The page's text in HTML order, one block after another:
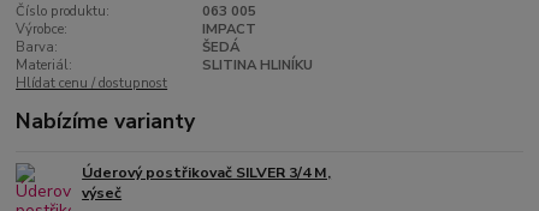
Číslo produktu:
063 005
Výrobce:
IMPACT
Barva:
ŠEDÁ
Materiál:
SLITINA HLINÍKU
Hlídat cenu / dostupnost
Nabízíme varianty
Úderový postřikovač SILVER 3/4 M,
výseč